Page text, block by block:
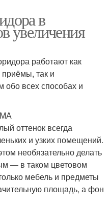
в
увеличения
работают как
так и
обо всех способах и
оттенок всегда
и узких помещений.
необязательно делать
— в таком цветовом
мебель и предметы
площадь, а фон